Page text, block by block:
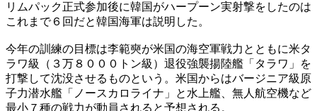
リムパック正式参加後に韓国がハープーン実射撃をしたのは
これまで６回だと韓国海軍は説明した。
今年の訓練の目標は李範奭が米国の海空軍戦力とともに米タ
ラワ級（３万８０００トン級）退役強襲揚陸艦「タラワ」を
打撃して沈没させるものという。米国からはバージニア級原
子力潜水艦「ノースカロライナ」と水上艦、無人航空機など
最小７種の戦力が動員されると予想される。